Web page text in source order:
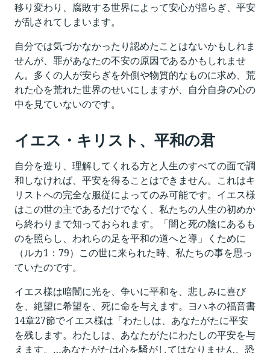
移り変わり、腐敗する世界によって安心が揺らぎ、平安
が乱されてしまいます。
自分では気づかなかったり認めたことはないかもしれま
せんが、罪があなたの不安の原因であるかもしれませ
ん。多くの人が安らぎを外側や物質的なものに求め、荒
れた心を荒れた世界のせいにしますが、自分自身の心の
中を見ていないのです。
イエス・キリスト、平和の君
自分を造り、理解してくれる方と人生のすべての面で調
和しなければ、平安を得ることはできません。これはキ
リストへの完全な服従によってのみ可能です。イエス様
はこの世の主であるだけでなく、私たちの人生の初めか
ら終わりまで知っておられます。「闇と死の陰にあるも
のを照らし、われらの足を平和の道へと導」くために
（ルカ1：79）この世に来られた時、私たちの事を思っ
ていたのです。
イエス様は暗闇に光を、争いに平和を、悲しみに喜び
を、絶望に希望を、死に命を与えます。ヨハネの福音書
14章27節でイエス様は「わたしは、あなたがたに平安
を残します。わたしは、あなたがたにわたしの平安を与
えます。…あなたがたは心を騒がしてはなりません。恐